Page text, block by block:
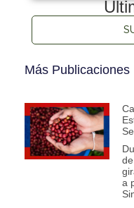
Más Publicaciones
a